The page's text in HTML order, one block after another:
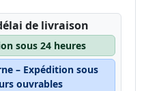
de livraison
sous 24 heures
– Expédition sous
ouvrables